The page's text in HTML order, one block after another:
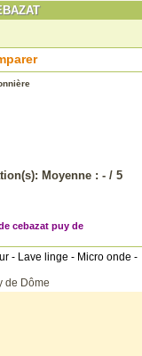
Moyenne : - / 5
cebazat puy de
- Lave linge - Micro onde -
de Dôme